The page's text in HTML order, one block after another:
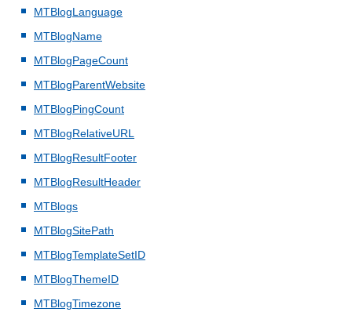
MTBlogLanguage
MTBlogName
MTBlogPageCount
MTBlogParentWebsite
MTBlogPingCount
MTBlogRelativeURL
MTBlogResultFooter
MTBlogResultHeader
MTBlogs
MTBlogSitePath
MTBlogTemplateSetID
MTBlogThemeID
MTBlogTimezone